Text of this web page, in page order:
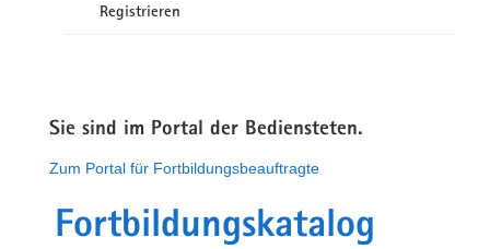
Registrieren
Sie sind im Portal der Bediensteten.
Zum Portal für Fortbildungsbeauftragte
Fortbildungskatalog